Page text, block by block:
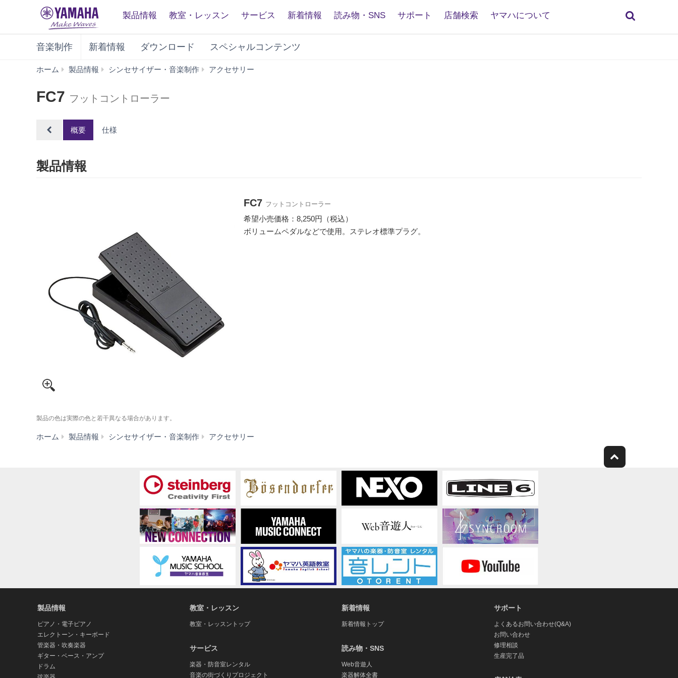
製品情報 教室・レッスン サービス 新着情報 読み物・SNS サポート 店舗検索 ヤマハについて
音楽制作 新着情報 ダウンロード スペシャルコンテンツ
ホーム 製品情報 シンセサイザー・音楽制作 アクセサリー
FC7 フットコントローラー
概要 仕様
製品情報
FC7 フットコントローラー
希望小売価格：8,250円（税込）
ボリュームペダルなどで使用。ステレオ標準プラグ。
製品の色は実際の色と若干異なる場合があります。
ホーム 製品情報 シンセサイザー・音楽制作 アクセサリー
製品情報
ピアノ・電子ピアノ
エレクトーン・キーボード
管楽器・吹奏楽器
ギター・ベース・アンプ
ドラム
教室・レッスン
教室・レッスントップ
サービス
楽器・防音室レンタル
音楽の街づくりプロジェクト
新着情報
新着情報トップ
読み物・SNS
Web音遊人
楽器解体全書
サポート
よくあるお問い合わせ(Q&A)
お問い合わせ
修理相談
生産完了品